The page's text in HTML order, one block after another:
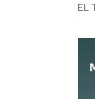
EL